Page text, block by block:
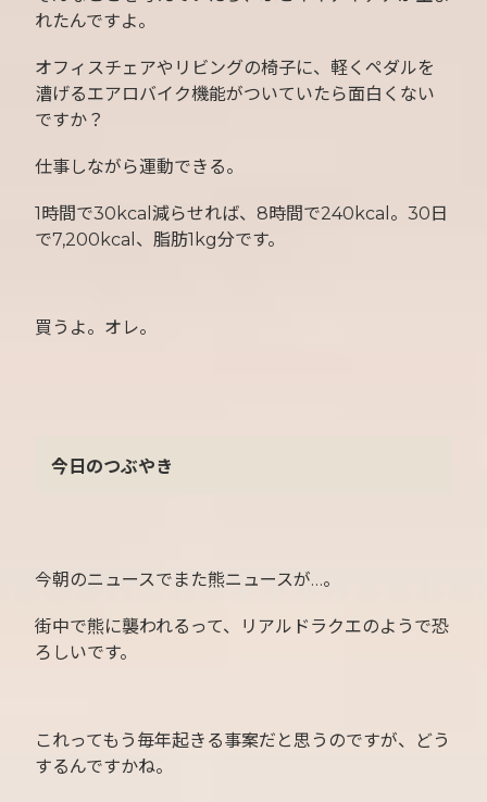
れたんですよ。
オフィスチェアやリビングの椅子に、軽くペダルを
漕げるエアロバイク機能がついていたら面白くない
ですか？
仕事しながら運動できる。
1時間で30kcal減らせれば、8時間で240kcal。30日
で7,200kcal、脂肪1kg分です。
買うよ。オレ。
今日のつぶやき
今朝のニュースでまた熊ニュースが…。
街中で熊に襲われるって、リアルドラクエのようで恐
ろしいです。
これってもう毎年起きる事案だと思うのですが、どう
するんですかね。